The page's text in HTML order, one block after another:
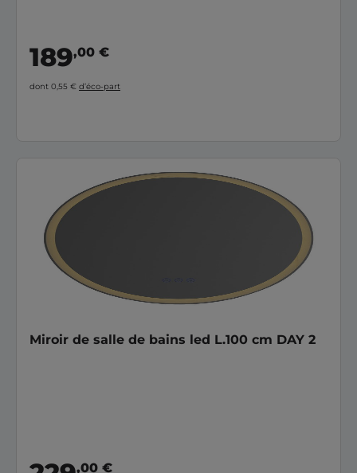
189,00 €
dont 0,55 € d’éco-part
Miroir de salle de bains led L.100 cm DAY 2
,00 €